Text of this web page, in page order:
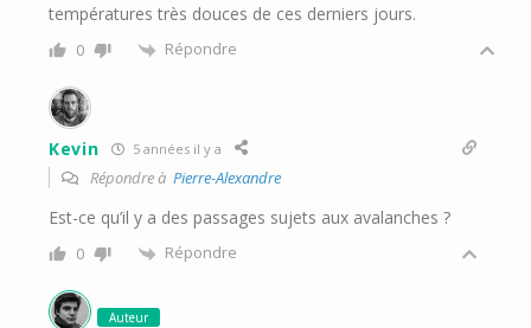
températures très douces de ces derniers jours.
0 Répondre
Kevin 5 années il y a
Répondre à Pierre-Alexandre
Est-ce qu’il y a des passages sujets aux avalanches ?
0 Répondre
Auteur